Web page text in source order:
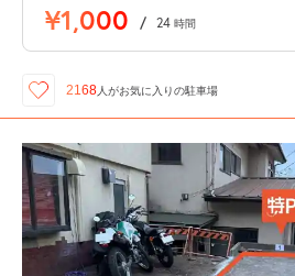
¥1,000 / 24 時間
2168 人がお気に入りの駐車場